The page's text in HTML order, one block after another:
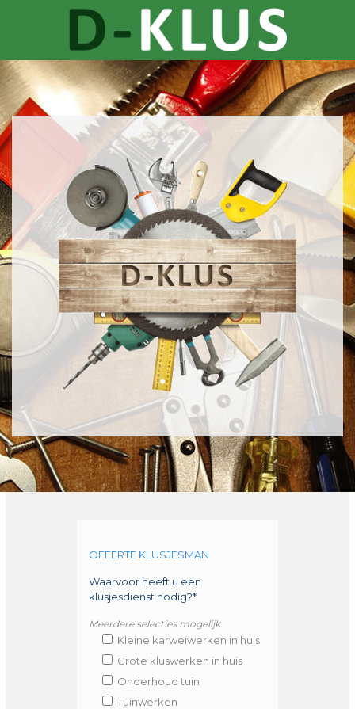
OFFERTE KLUSJESMAN
Waarvoor heeft u een
klusjesdienst nodig?*
Meerdere selecties mogelijk.
Kleine karweiwerken in huis
Grote kluswerken in huis
Onderhoud tuin
Tuinwerken